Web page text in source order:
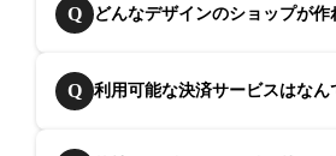
Q どんなデザインのショップが作
Q 利用可能な決済サービスはなん